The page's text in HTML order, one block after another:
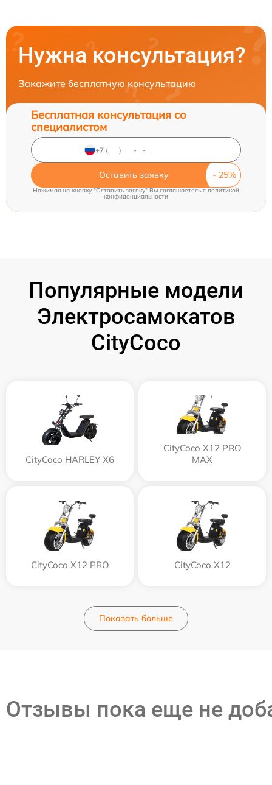
Нужна консультация?
Закажите бесплатную консультацию
Бесплатная консультация со
специалистом
Оставить заявку
Нажимая на кнопку "Оставить заявку" Вы соглашаетесь cполитикой
конфиденциальности
Популярные модели
Электросамокатов
CityCoco
CityCoco HARLEY X6
CityCoco X12 PRO
MAX
CityCoco X12 PRO CityCoco X12
Показать больше
Отзывы пока еще не